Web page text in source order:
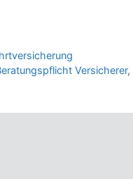
Versicherer,